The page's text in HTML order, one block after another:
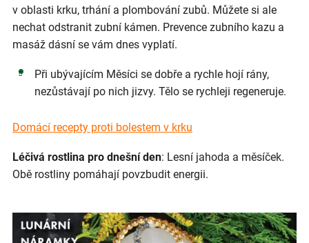
v oblasti krku, trhání a plombování zubů. Můžete si ale
nechat odstranit zubní kámen. Prevence zubního kazu a
masáž dásní se vám dnes vyplatí.
Při ubývajícím Měsíci se dobře a rychle hojí rány,
nezůstávají po nich jizvy. Tělo se rychleji regeneruje.
Domácí recepty proti bolestem v krku
Léčivá rostlina pro dnešní den: Lesní jahoda a měsíček.
Obě rostliny pomáhají povzbudit energii.